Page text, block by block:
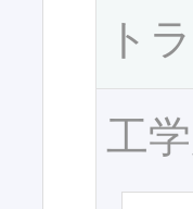
ト
工